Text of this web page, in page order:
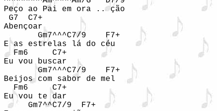
Peço ao Pai em ora .. ção
G7  C7+
Abençoar
       Gm7^^^C7/9    F7+
E as estrelas lá do céu
  Fm6     C7+
Eu vou buscar
       Gm7^^^C7/9    F7+
Beijos com sabor de mel
  Fm6     C7+
Eu vou te dar
     Gm7^^C7/9  F7+